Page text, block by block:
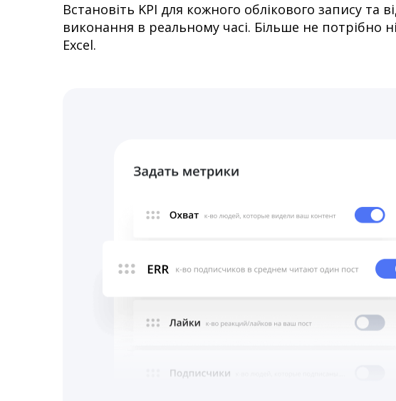
Встановіть KPI для кожного облікового запису та
виконання в реальному часі. Більше не потрібно
Excel.